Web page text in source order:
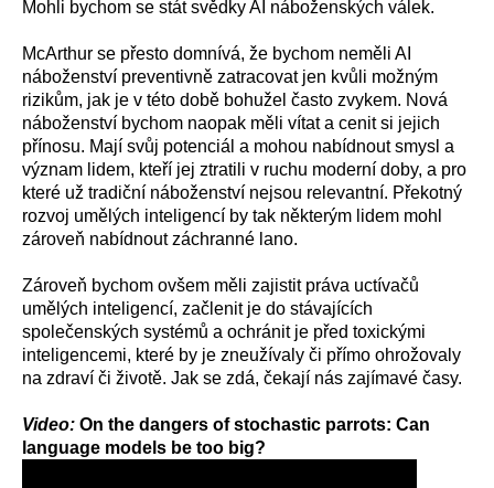
Mohli bychom se stát svědky AI náboženských válek.
McArthur se přesto domnívá, že bychom neměli AI
náboženství preventivně zatracovat jen kvůli možným
rizikům, jak je v této době bohužel často zvykem. Nová
náboženství bychom naopak měli vítat a cenit si jejich
přínosu. Mají svůj potenciál a mohou nabídnout smysl a
význam lidem, kteří jej ztratili v ruchu moderní doby, a pro
které už tradiční náboženství nejsou relevantní. Překotný
rozvoj umělých inteligencí by tak některým lidem mohl
zároveň nabídnout záchranné lano.
Zároveň bychom ovšem měli zajistit práva uctívačů
umělých inteligencí, začlenit je do stávajících
společenských systémů a ochránit je před toxickými
inteligencemi, které by je zneužívaly či přímo ohrožovaly
na zdraví či životě. Jak se zdá, čekají nás zajímavé časy.
Video: On the dangers of stochastic parrots: Can
language models be too big?